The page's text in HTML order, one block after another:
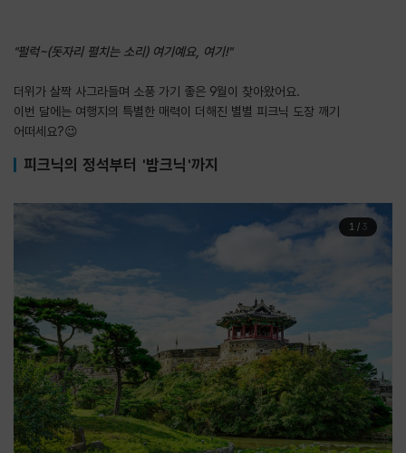
"펄럭~(돗자리 펼치는 소리) 여기예요, 여기!"
더위가 살짝 사그라들며 소풍 가기 좋은 9월이 찾아왔어요.
이번 달에는 여행지의 특별한 매력이 더해진 별별 피크닉 도장 깨기
어떠세요?😉
피크닉의 정석부터 '밤크닉'까지
1/ 3